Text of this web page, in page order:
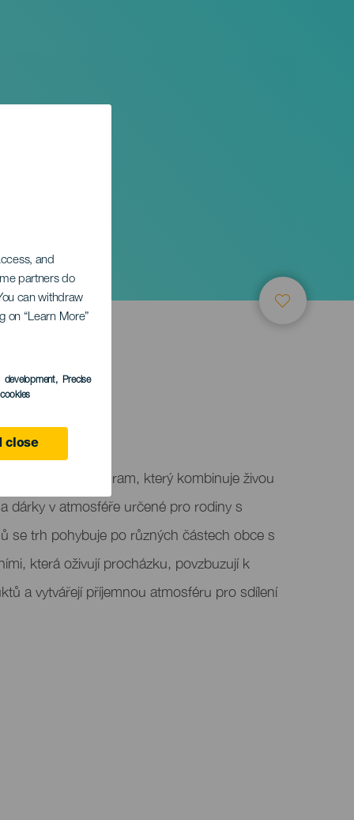
and
partners do
can withdraw
on “Learn More”
development, Precise
close
slavnostní program, který kombinuje živou
dárky v atmosféře určené pro rodiny s
se trh pohybuje po různých částech obce s
která oživují procházku, povzbuzují k
a vytvářejí příjemnou atmosféru pro sdílení